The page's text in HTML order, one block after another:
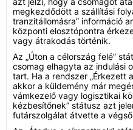
megkezdődött a szállítási
tranzitállomásra” információ
központi elosztópontra
vagy átrakodás történik.
Az „Úton a célország felé”
csomag elhagyta az indulási
tart. Ha a rendszer „Érkezett
akkor a küldemény már
vámkezelő vagy logisztikai
kézbesítőnek” státusz azt
futárszolgálat átvette a